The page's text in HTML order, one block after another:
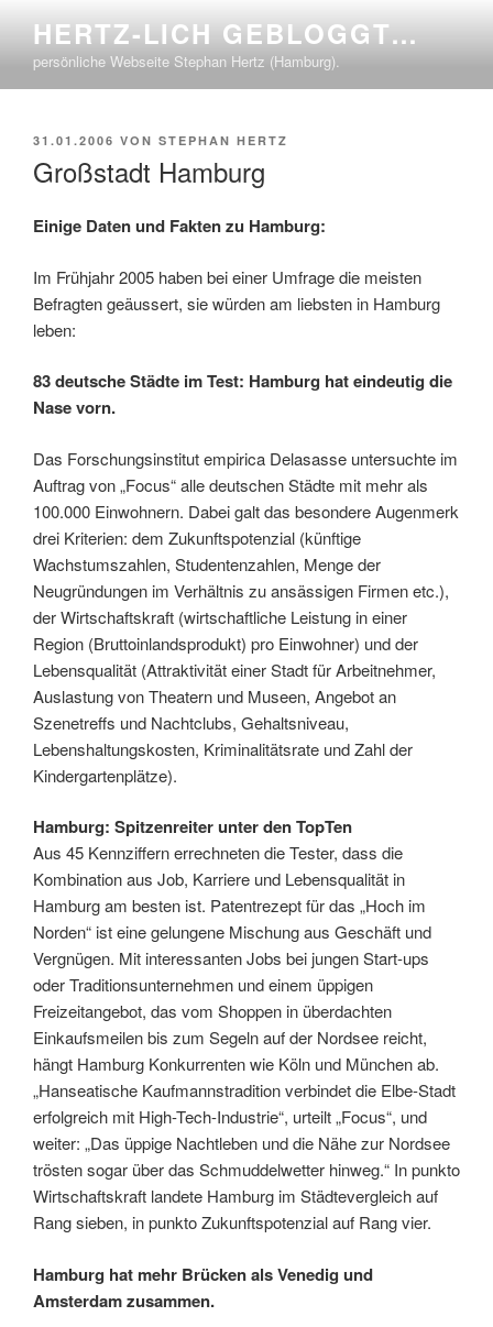
springen
HERTZ-LICH GEBLOGGT…
persönliche Webseite Stephan Hertz (Hamburg).
VERÖFFENTLICHT
31.01.2006 VON STEPHAN HERTZ
Großstadt Hamburg
Einige Daten und Fakten zu Hamburg:
Im Frühjahr 2005 haben bei einer Umfrage die meisten
Befragten geäussert, sie würden am liebsten in Hamburg
leben:
83 deutsche Städte im Test: Hamburg hat eindeutig die
Nase vorn.
Das Forschungsinstitut empirica Delasasse untersuchte im
Auftrag von „Focus“ alle deutschen Städte mit mehr als
100.000 Einwohnern. Dabei galt das besondere Augenmerk
drei Kriterien: dem Zukunftspotenzial (künftige
Wachstumszahlen, Studentenzahlen, Menge der
Neugründungen im Verhältnis zu ansässigen Firmen etc.),
der Wirtschaftskraft (wirtschaftliche Leistung in einer
Region (Bruttoinlandsprodukt) pro Einwohner) und der
Lebensqualität (Attraktivität einer Stadt für Arbeitnehmer,
Auslastung von Theatern und Museen, Angebot an
Szenetreffs und Nachtclubs, Gehaltsniveau,
Lebenshaltungskosten, Kriminalitätsrate und Zahl der
Kindergartenplätze).
Hamburg: Spitzenreiter unter den TopTen
Aus 45 Kennziffern errechneten die Tester, dass die
Kombination aus Job, Karriere und Lebensqualität in
Hamburg am besten ist. Patentrezept für das „Hoch im
Norden“ ist eine gelungene Mischung aus Geschäft und
Vergnügen. Mit interessanten Jobs bei jungen Start-ups
oder Traditionsunternehmen und einem üppigen
Freizeitangebot, das vom Shoppen in überdachten
Einkaufsmeilen bis zum Segeln auf der Nordsee reicht,
hängt Hamburg Konkurrenten wie Köln und München ab.
„Hanseatische Kaufmannstradition verbindet die Elbe-Stadt
erfolgreich mit High-Tech-Industrie“, urteilt „Focus“, und
weiter: „Das üppige Nachtleben und die Nähe zur Nordsee
trösten sogar über das Schmuddelwetter hinweg.“ In punkto
Wirtschaftskraft landete Hamburg im Städtevergleich auf
Rang sieben, in punkto Zukunftspotenzial auf Rang vier.
Hamburg hat mehr Brücken als Venedig und
Amsterdam zusammen.